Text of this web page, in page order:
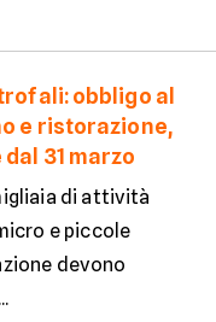
obbligo al
e ristorazione,
31 marzo
di attività
e piccole
devono